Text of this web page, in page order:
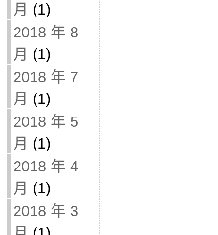
月 (1)
2018 年 8
月 (1)
2018 年 7
月 (1)
2018 年 5
月 (1)
2018 年 4
月 (1)
2018 年 3